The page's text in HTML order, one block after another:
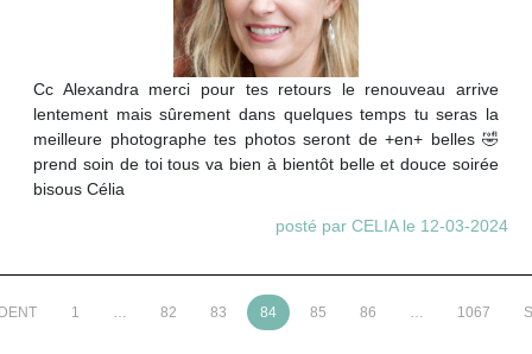
Cc Alexandra merci pour tes retours le renouveau arrive
lentement mais sûrement dans quelques temps tu seras la
meilleure photographe tes photos seront de +en+ belles 🤣
prend soin de toi tous va bien à bientôt belle et douce soirée
bisous Célia
posté par CELIA le 12-03-2024
1 … 82 83 84 85 86 … 1067